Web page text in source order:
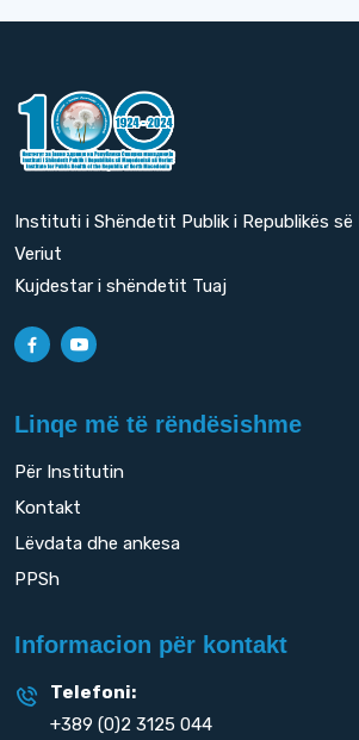
Instituti i Shëndetit Publik i Republikës së
Veriut
Kujdestar i shëndetit Tuaj
Linqe më të rëndësishme
Për Institutin
Kontakt
Lëvdata dhe ankesa
PPSh
Informacion për kontakt
Telefoni:
+389 (0)2 3125 044